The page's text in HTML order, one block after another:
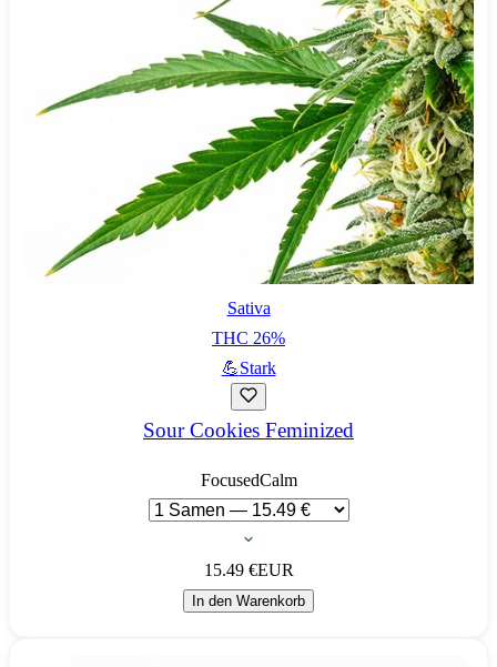
Sativa
THC 26%
💪Stark
Sour Cookies Feminized
FocusedCalm
15.49€EUR
In den Warenkorb